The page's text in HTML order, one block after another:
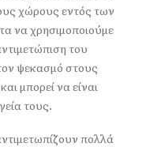
χώρους εντός των
να χρησιμοποιούμε
του
ψεκασμό στους
μπορεί να είναι
τους.
πολλά